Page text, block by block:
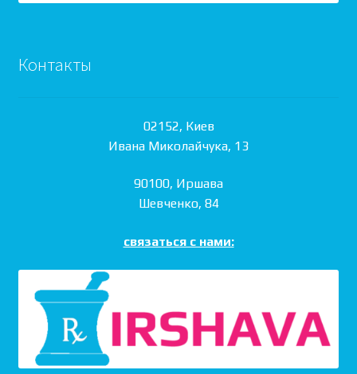
Контакты
02152, Киев
Ивана Миколайчука, 13
90100, Иршава
Шевченко, 84
связаться с нами: